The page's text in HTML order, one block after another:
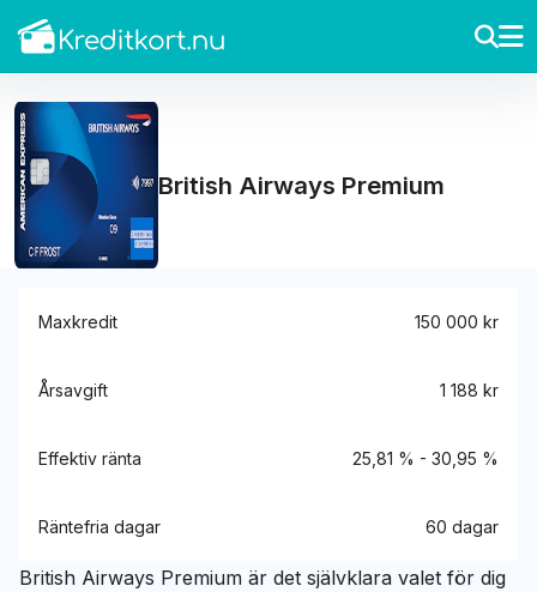
British Airways Premium
Maxkredit 150 000 kr
Årsavgift 1 188 kr
Effektiv ränta 25,81 % - 30,95 %
Räntefria dagar 60 dagar
British Airways Premium är det självklara valet för dig